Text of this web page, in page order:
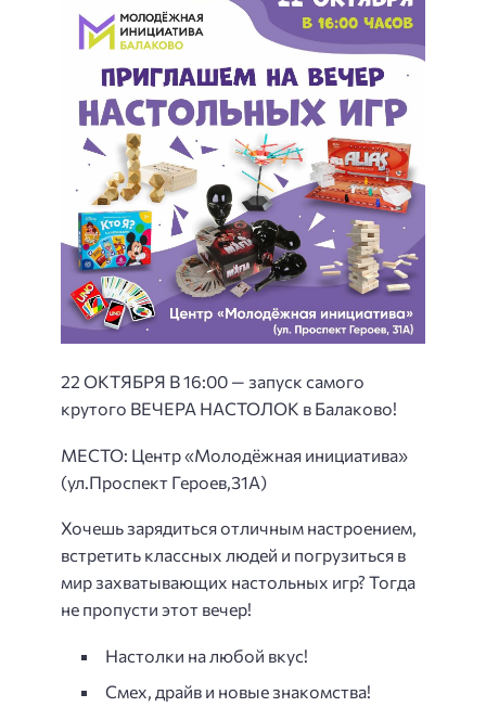
22 ОКТЯБРЯ В 16:00 — запуск самого
крутого ВЕЧЕРА НАСТОЛОК в Балаково!
МЕСТО: Центр «Молодёжная инициатива»
(ул.Проспект Героев,31А)
Хочешь зарядиться отличным настроением,
встретить классных людей и погрузиться в
мир захватывающих настольных игр? Тогда
не пропусти этот вечер!
Настолки на любой вкус!
Смех, драйв и новые знакомства!